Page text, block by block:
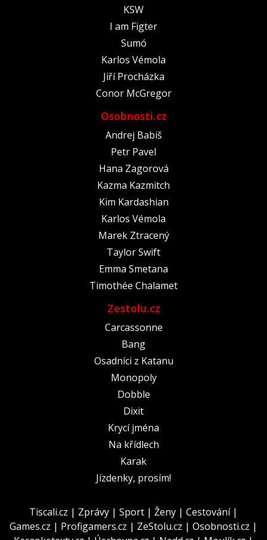
KSW
I am Figter
Sumó
Karlos Vémola
Jiří Procházka
Conor McGregor
Osobnosti.cz
Andrej Babiš
Petr Pavel
Hana Zagorová
Kazma Kazmitch
Kim Kardashian
Karlos Vémola
Marek Ztracený
Taylor Swift
Emma Smetana
Timothée Chalamet
Zestolu.cz
Carcassonne
Bang
Osadníci z Katanu
Monopoly
Dobble
Dixit
Krycí jména
Na křídlech
Karak
Jízdenky, prosím!
Tiscali.cz | Zprávy | Sport | Ženy | Cestování|
Games.cz | Profigamers.cz | ZeStolu.cz | Osobnosti.cz |